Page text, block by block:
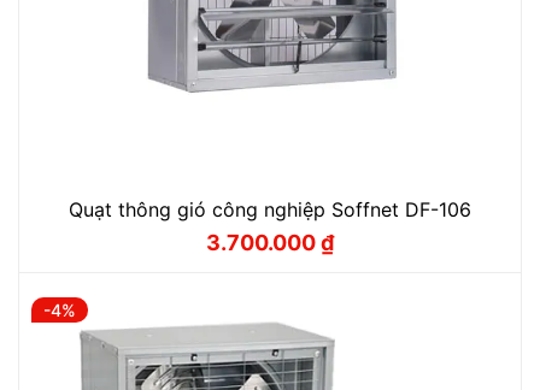
Quạt thông gió công nghiệp Soffnet DF-106
Giá
3.700.000₫
Giá
-4%